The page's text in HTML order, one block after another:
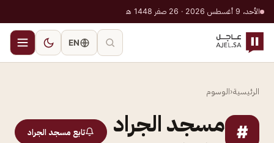
الأحد، 9 أغسطس 2026 · 26 صفر 1448 هـ
EN
الرئيسية‹الوسوم
# مسجد الجراد تابع مسجد الجراد